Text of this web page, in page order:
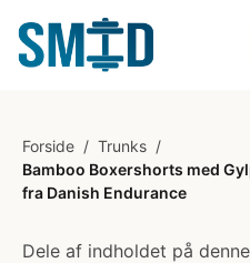
Forside / Trunks /
Bamboo Boxershorts med
fra Danish Endurance
Dele af indholdet på